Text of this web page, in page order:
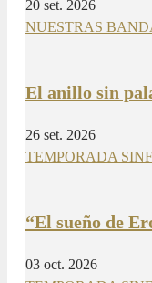
20 set. 2026
NUESTRAS
El anillo sin
26 set. 2026
TEMPORADA
“El sueño de
03 oct. 2026